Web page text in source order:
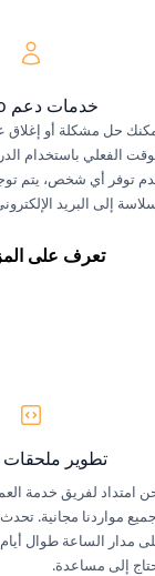
خدمات دعم Zoho
حل مشكلة أو إغلاق
الفعلي باستخدام
توفر أي شخص، يتم
إلى البريد
تعرف على
تطوير ملحقات Zoho
امتداد لفريق خدمة
مواردنا مجانية.
مدار الساعة طوال
إلى مساعدة.